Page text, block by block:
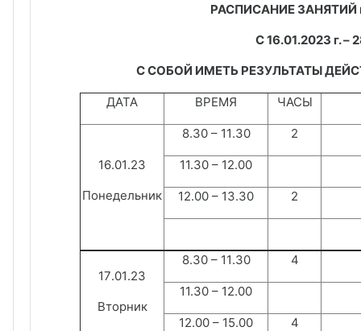
РАСПИСАНИЕ ЗАНЯТИЙ
С 16.01.2023 г. –
С СОБОЙ ИМЕТЬ РЕЗУЛЬТАТЫ
ДАТА ВРЕМЯ ЧАСЫ
16.01.23
Понедельник
8.30 – 11.30 2
11.30 – 12.00
12.00 – 13.30 2
17.01.23
Вторник
8.30 – 11.30 4
11.30 – 12.00
12.00 – 15.00 4